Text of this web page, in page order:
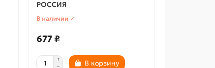
РОССИЯ
В наличии ✓
677 ₽
В корзину